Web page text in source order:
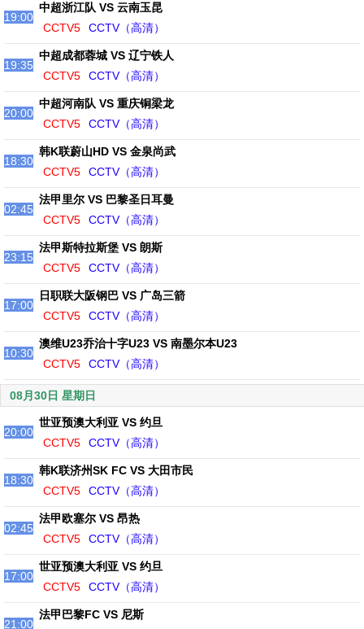
19:00
中超浙江队 VS 云南玉昆
CCTV5
CCTV（高清）
19:35
中超成都蓉城 VS 辽宁铁人
CCTV5
CCTV（高清）
20:00
中超河南队 VS 重庆铜梁龙
CCTV5
CCTV（高清）
18:30
韩K联蔚山HD VS 金泉尚武
CCTV5
CCTV（高清）
02:45
法甲里尔 VS 巴黎圣日耳曼
CCTV5
CCTV（高清）
23:15
法甲斯特拉斯堡 VS 朗斯
CCTV5
CCTV（高清）
17:00
日职联大阪钢巴 VS 广岛三箭
CCTV5
CCTV（高清）
10:30
澳维U23乔治十字U23 VS 南墨尔本U23
CCTV5
CCTV（高清）
08月30日 星期日
20:00
世亚预澳大利亚 VS 约旦
CCTV5
CCTV（高清）
18:30
韩K联济州SK FC VS 大田市民
CCTV5
CCTV（高清）
02:45
法甲欧塞尔 VS 昂热
CCTV5
CCTV（高清）
17:00
世亚预澳大利亚 VS 约旦
CCTV5
CCTV（高清）
21:00
法甲巴黎FC VS 尼斯